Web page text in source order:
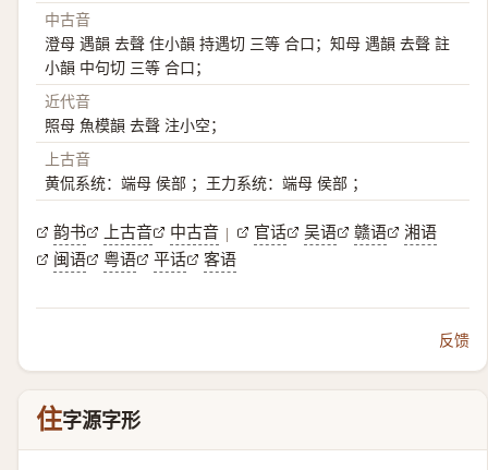
中古音
澄母 遇韻 去聲 住小韻 持遇切 三等 合口；知母 遇韻 去聲 註
小韻 中句切 三等 合口；
近代音
照母 魚模韻 去聲 注小空；
上古音
黄侃系统：端母 侯部 ；王力系统：端母 侯部 ；
韵书 上古音 中古音 | 官话 吴语 赣语
湘语
闽语
粤语 平话 客语
反馈
住字源字形